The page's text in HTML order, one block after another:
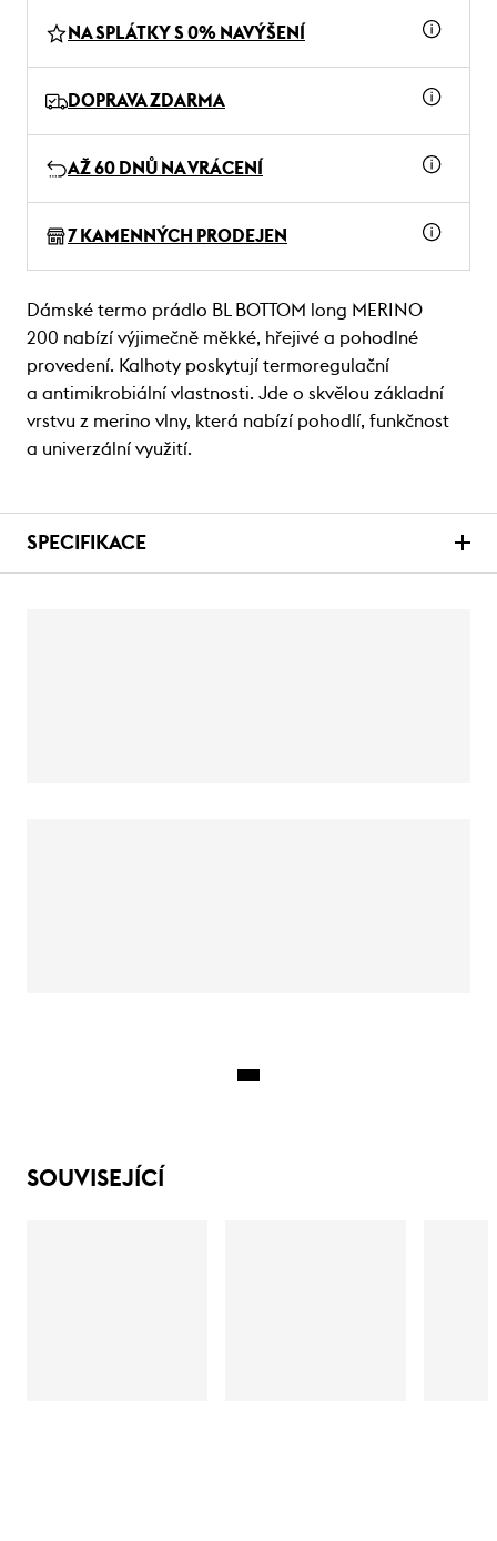
NA SPLÁTKY S 0% NAVÝŠENÍ
DOPRAVA ZDARMA
AŽ 60 DNŮ NA VRÁCENÍ
7 KAMENNÝCH PRODEJEN
Dámské termo prádlo BL BOTTOM long MERINO
200 nabízí výjimečně měkké, hřejivé a pohodlné
provedení. Kalhoty poskytují termoregulační
a antimikrobiální vlastnosti. Jde o skvělou základní
vrstvu z merino vlny, která nabízí pohodlí, funkčnost
a univerzální využití.
SPECIFIKACE
SOUVISEJÍCÍ